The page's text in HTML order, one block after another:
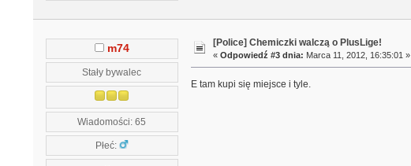
m74
Stały bywalec
Wiadomości: 65
Płeć:
[Police] Chemiczki walczą o PlusLige!
«Odpowiedź #3 dnia: Marca 11, 2012, 16:35:01 »
E tam kupi się miejsce i tyle.